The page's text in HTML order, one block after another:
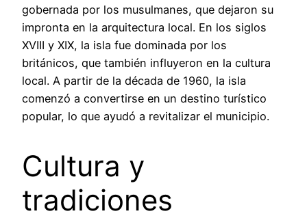
gobernada por los musulmanes, que dejaron su
impronta en la arquitectura local. En los siglos
XVIII y XIX, la isla fue dominada por los
británicos, que también influyeron en la cultura
local. A partir de la década de 1960, la isla
comenzó a convertirse en un destino turístico
popular, lo que ayudó a revitalizar el municipio.
Cultura y
tradiciones